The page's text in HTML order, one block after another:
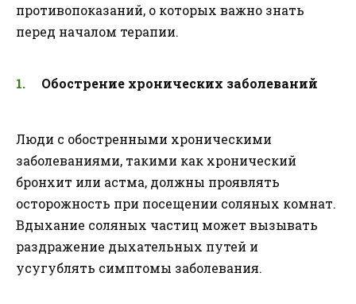
противопоказаний, о которых важно знать
перед началом терапии.
Обострение хронических заболеваний
Люди с обостренными хроническими
заболеваниями, такими как хронический
бронхит или астма, должны проявлять
осторожность при посещении соляных комнат.
Вдыхание соляных частиц может вызывать
раздражение дыхательных путей и
усугублять симптомы заболевания.